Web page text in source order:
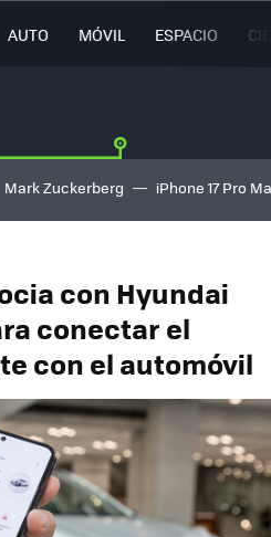
AUTO MÓVIL ESPACIO
Mark Zuckerberg iPhone 17 Pro
con Hyundai
conectar el
con el automóvil